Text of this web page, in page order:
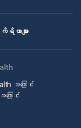
ကိရိယာများ
အကြောင်း
ောင်း